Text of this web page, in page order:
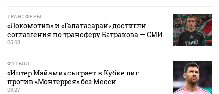
ТРАНСФЕРЫ
«Локомотив» и «Галатасарай» достигли
соглашения по трансферу Батракова — СМИ
05:08
ФУТБОЛ
«Интер Майами» сыграет в Кубке лиг
против «Монтеррея» без Месси
03:27